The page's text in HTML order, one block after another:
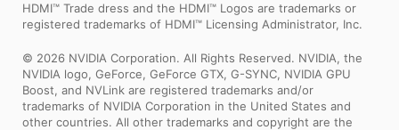
HDMI™ Trade dress and the HDMI™ Logos are trademarks or
registered trademarks of HDMI™ Licensing Administrator, Inc.
© 2026 NVIDIA Corporation. All Rights Reserved. NVIDIA, the
NVIDIA logo, GeForce, GeForce GTX, G-SYNC, NVIDIA GPU
Boost, and NVLink are registered trademarks and/or
trademarks of NVIDIA Corporation in the United States and
other countries. All other trademarks and copyright are the